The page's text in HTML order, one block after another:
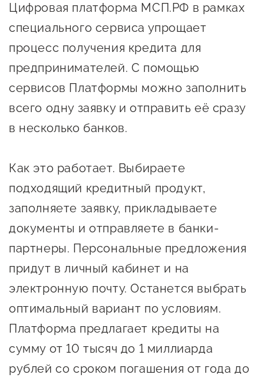
Имущественная поддержка
Образовательная поддержка
Поддержка креативного и
инновационно-
технологического
Поддержка социальных
предпринимателей
Поддержка экспортеров
Финансовая поддержка
Меры поддержки в условиях
внешнего санкционного
давления
Центры поддержки
Центр информационно-
консультационного
Цифровая платформа МСП.РФ в рамках
специального сервиса упрощает
процесс получения кредита для
предпринимателей. С помощью
сервисов Платформы можно заполнить
всего одну заявку и отправить её сразу
в несколько банков.
Как это работает. Выбираете
подходящий кредитный продукт,
заполняете заявку, прикладываете
документы и отправляете в банки-
партнеры. Персональные предложения
придут в личный кабинет и на
электронную почту. Останется выбрать
оптимальный вариант по условиям.
Платформа предлагает кредиты на
сумму от 10 тысяч до 1 миллиарда
рублей со сроком погашения от года до